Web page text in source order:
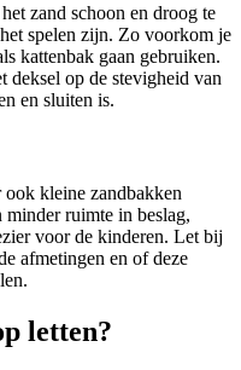
zand schoon en droog te
spelen zijn. Zo voorkom je
kattenbak gaan gebruiken.
deksel op de stevigheid van
en sluiten is.
kleine zandbakken
ruimte in beslag,
voor de kinderen. Let bij
afmetingen en of deze
letten?